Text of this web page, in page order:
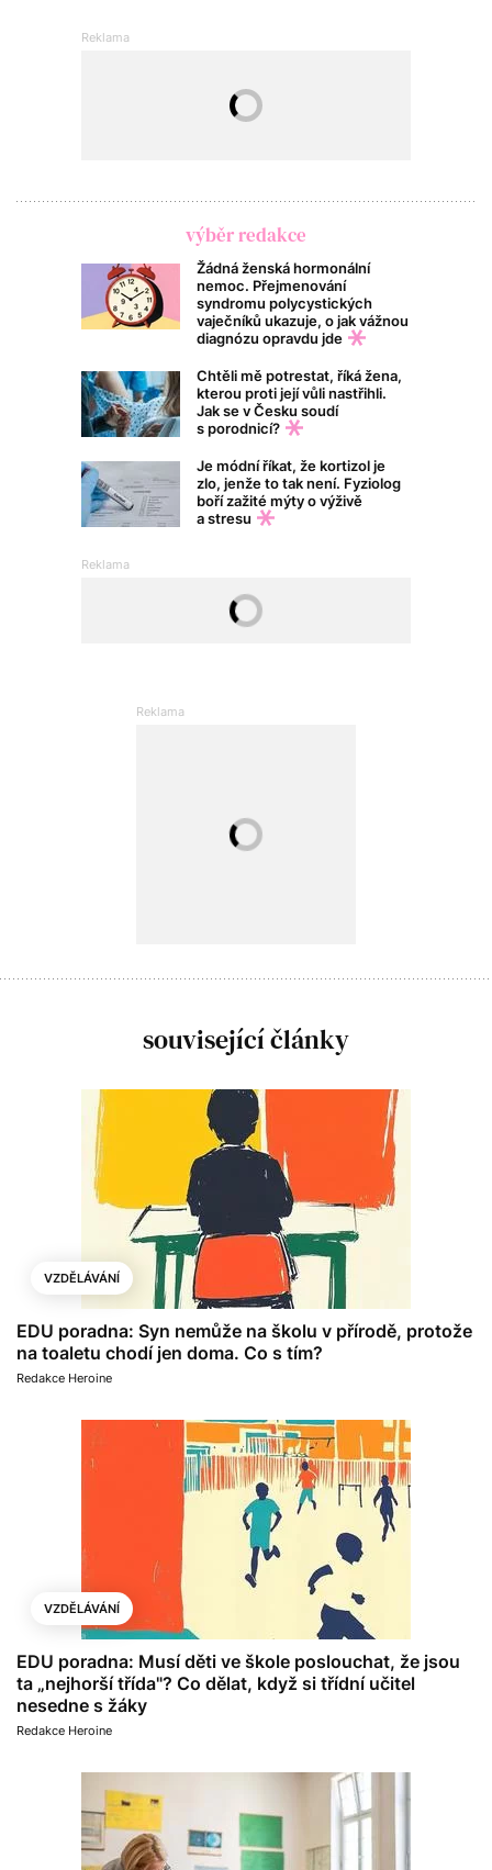
výběr redakce
Žádná ženská hormonální
nemoc. Přejmenování
syndromu polycystických
vaječníků ukazuje, o jak vážnou
diagnózu opravdu jde
Chtěli mě potrestat, říká žena,
kterou proti její vůli nastřihli.
Jak se v Česku soudí
s porodnicí?
Je módní říkat, že kortizol je
zlo, jenže to tak není. Fyziolog
boří zažité mýty o výživě
a stresu
související články
VZDĚLÁVÁNÍ
EDU poradna: Syn nemůže na školu v přírodě, protože
na toaletu chodí jen doma. Co s tím?
Redakce Heroine
VZDĚLÁVÁNÍ
EDU poradna: Musí děti ve škole poslouchat, že jsou
ta „nejhorší třída"? Co dělat, když si třídní učitel
nesedne s žáky
Redakce Heroine